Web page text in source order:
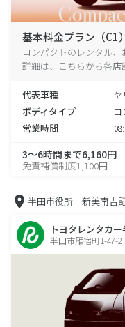
基本料金プラン（C1）
コンパクトのレンタル
詳細は、こちらから各店
代表車種 ヤ
ボディタイプ コ
営業時間
3～6時間まで6,160円
免責補償制度1,100円
半田市役所 新美南吉
トヨタレンタカ
半田市雁宿町1-47-2